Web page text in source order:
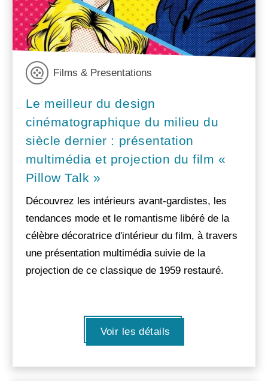
Films & Presentations
Le meilleur du design
cinématographique du milieu du
siècle dernier : présentation
multimédia et projection du film «
Pillow Talk »
Découvrez les intérieurs avant-gardistes, les
tendances mode et le romantisme libéré de la
célèbre décoratrice d'intérieur du film, à travers
une présentation multimédia suivie de la
projection de ce classique de 1959 restauré.
Voir les détails